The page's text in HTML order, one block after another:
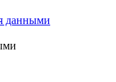
данными